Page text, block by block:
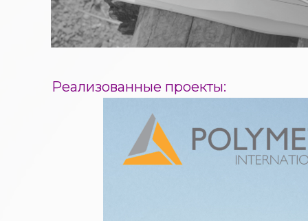
Реализованные проекты: